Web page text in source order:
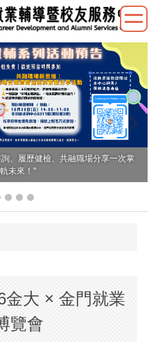
、履歷健檢、共融職場分享一次掌
未來！"
金大 × 金門就業
覽會